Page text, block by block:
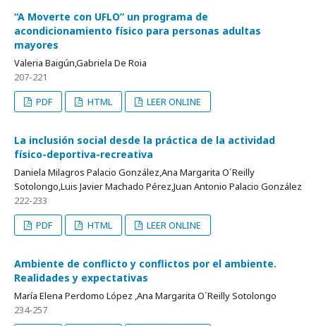
“A Moverte con UFLO” un programa de
acondicionamiento físico para personas adultas
mayores
Valeria Baigún,Gabriela De Roia
207-221
PDF
HTML LEER ONLINE
La inclusión social desde la práctica de la actividad
físico-deportiva-recreativa
Daniela Milagros Palacio González,Ana Margarita O´Reilly
Sotolongo,Luis Javier Machado Pérez,Juan Antonio Palacio González
222-233
PDF
HTML LEER ONLINE
Ambiente de conflicto y conflictos por el ambiente.
Realidades y expectativas
María Elena Perdomo López ,Ana Margarita O´Reilly Sotolongo
234-257